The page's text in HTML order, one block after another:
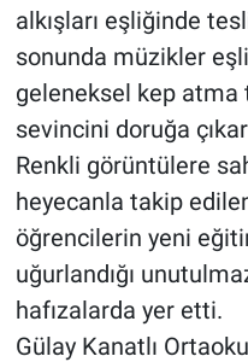
alkışları eşliğinde
sonunda müzikler
geleneksel kep atma
sevincini doruğa
Renkli görüntülere
heyecanla takip
öğrencilerin yeni
uğurlandığı
hafızalarda yer etti.
Gülay Kanatlı